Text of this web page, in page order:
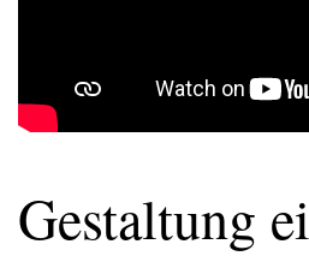
Gestaltung